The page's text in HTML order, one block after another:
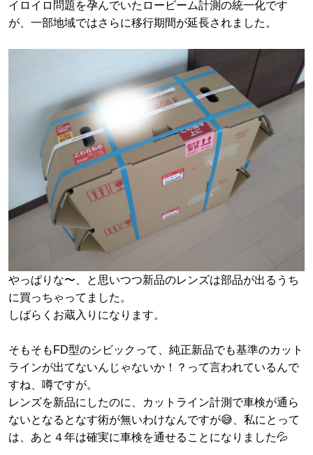
イロイロ問題を孕んでいたロービーム計測の統一化です
が、一部地域ではさらに移行期間が延長されました。
やっぱりな〜、と思いつつ新品のレンズは部品が出るうち
に買っちゃってました。
しばらくお蔵入りになります。
そもそもFD型のシビックって、純正新品でも基準のカット
ラインが出てないんじゃないか！？って言われているんで
すね、噂ですが。
レンズを新品にしたのに、カットライン計測で車検が通ら
ないとなるとなす術が無いわけなんですが😅、私にとって
は、あと４年は確実に車検を通せることになりました💦